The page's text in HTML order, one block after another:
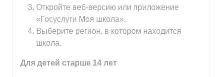
Откройте веб-версию или приложение
«Госуслуги Моя школа».
Выберите регион, в котором находится
школа.
Для детей старше 14 лет